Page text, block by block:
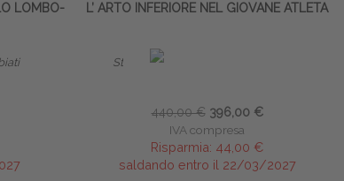
LOMBO-
L’ ARTO INFERIORE NEL GIOVANE ATLETA
Stevfano Vianello
440,00 € 396,00 €
IVA compresa
Risparmia: 44,00 €
saldando entro il 22/03/2027